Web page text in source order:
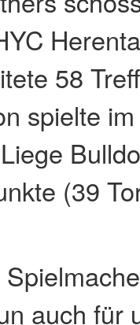
58
spielte
(39
auch für